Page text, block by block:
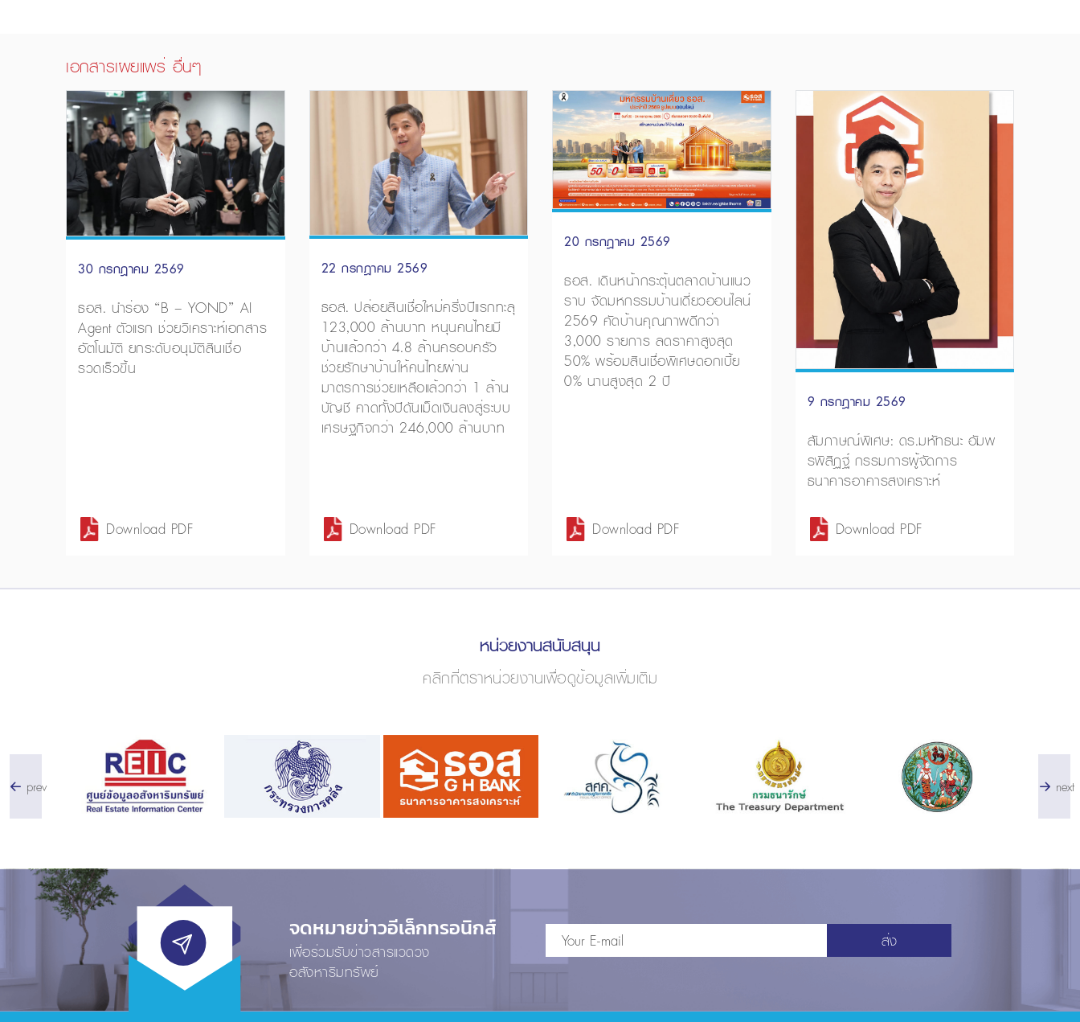
เอกสารเผยแพร่ อื่นๆ
30 กรกฎาคม 2569
ธอส. นำร่อง “B – YOND” AI
Agent ตัวแรก ช่วยวิเคราะห์เอกสาร
อัตโนมัติ ยกระดับอนุมัติสินเชื่อ
รวดเร็วขึ้น
Download PDF
22 กรกฎาคม 2569
ธอส. ปล่อยสินเชื่อใหม่ครึ่งปีแรกทะลุ
123,000 ล้านบาท หนุนคนไทยมี
บ้านแล้วกว่า 4.8 ล้านครอบครัว
ช่วยรักษาบ้านให้คนไทยผ่าน
มาตรการช่วยเหลือแล้วกว่า 1 ล้าน
บัญชี คาดทั้งปีดันเม็ดเงินลงสู่ระบบ
เศรษฐกิจกว่า 246,000 ล้านบาท
Download PDF
20 กรกฎาคม 2569
ธอส. เดินหน้ากระตุ้นตลาดบ้านแนว
ราบ จัดมหกรรมบ้านเดี่ยวออนไลน์
2569 คัดบ้านคุณภาพดีกว่า
3,000 รายการ ลดราคาสูงสุด
50% พร้อมสินเชื่อพิเศษดอกเบี้ย
0% นานสูงสุด 2 ปี
Download PDF
9 กรกฎาคม 2569
สัมภาษณ์พิเศษ: ดร.มหัทธนะ อัมพ
รพิสิฏฐ์ กรรมการผู้จัดการ
ธนาคารอาคารสงเคราะห์
Download PDF
หน่วยงานสนับสนุน
คลิกที่ตราหน่วยงานเพื่อดูข้อมูลเพิ่มเติม
prev next
จดหมายข่าวอีเล็กทรอนิกส์
เพื่อร่วมรับข่าวสารแวดวง
อสังหาริมทรัพย์
ส่ง